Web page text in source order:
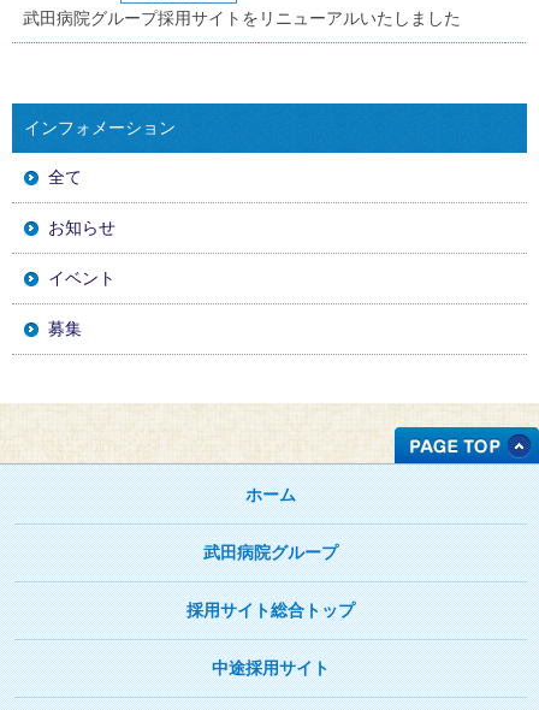
武田病院グループ採用サイトをリニューアルいたしました
インフォメーション
全て
お知らせ
イベント
募集
ホーム
武田病院グループ
採用サイト総合トップ
中途採用サイト